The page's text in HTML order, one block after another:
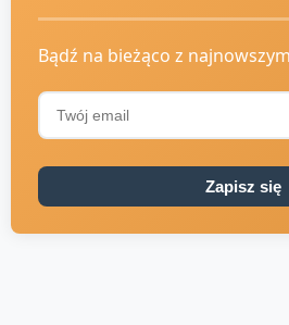
Bądź na bieżąco z
Zapisz się